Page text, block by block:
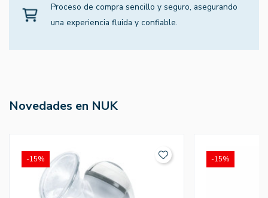
Proceso de compra sencillo y seguro, asegurando
una experiencia fluida y confiable.
Novedades en NUK
-15% -15%